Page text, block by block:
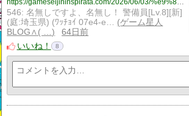
546: 名無しですよ、名無し！ 警備員[Lv.8][新]
(庭:埼玉県) (ﾜｯﾁｮｲ 07e4-e…
ゲーム星人
BLOG∧( …
64日前
いいね！
8